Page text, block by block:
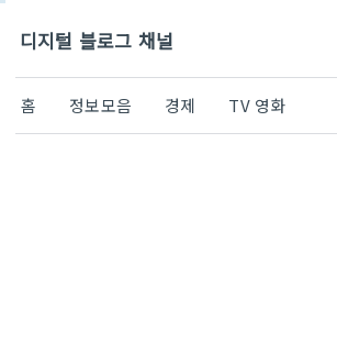
디지털 블로그 채널
홈 정보모음 경제 TV 영화